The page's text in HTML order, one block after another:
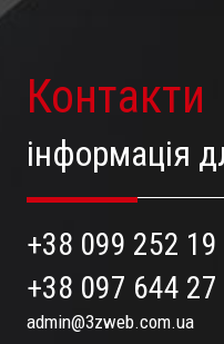
Контакти
інформація
+38 099 252 19
+38 097 644 27
admin@3zweb.com.ua